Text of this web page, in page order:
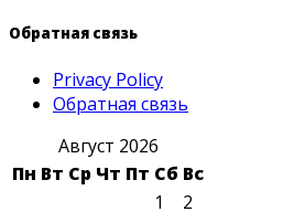
Обратная связь
Privacy Policy
Обратная связь
Август 2026
Пн Вт Ср Чт Пт Сб Вс
1
2